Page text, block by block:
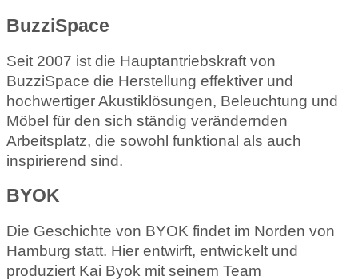
BuzziSpace
Seit 2007 ist die Hauptantriebskraft von
BuzziSpace die Herstellung effektiver und
hochwertiger Akustiklösungen, Beleuchtung und
Möbel für den sich ständig verändernden
Arbeitsplatz, die sowohl funktional als auch
inspirierend sind.
BYOK
Die Geschichte von BYOK findet im Norden von
Hamburg statt. Hier entwirft, entwickelt und
produziert Kai Byok mit seinem Team